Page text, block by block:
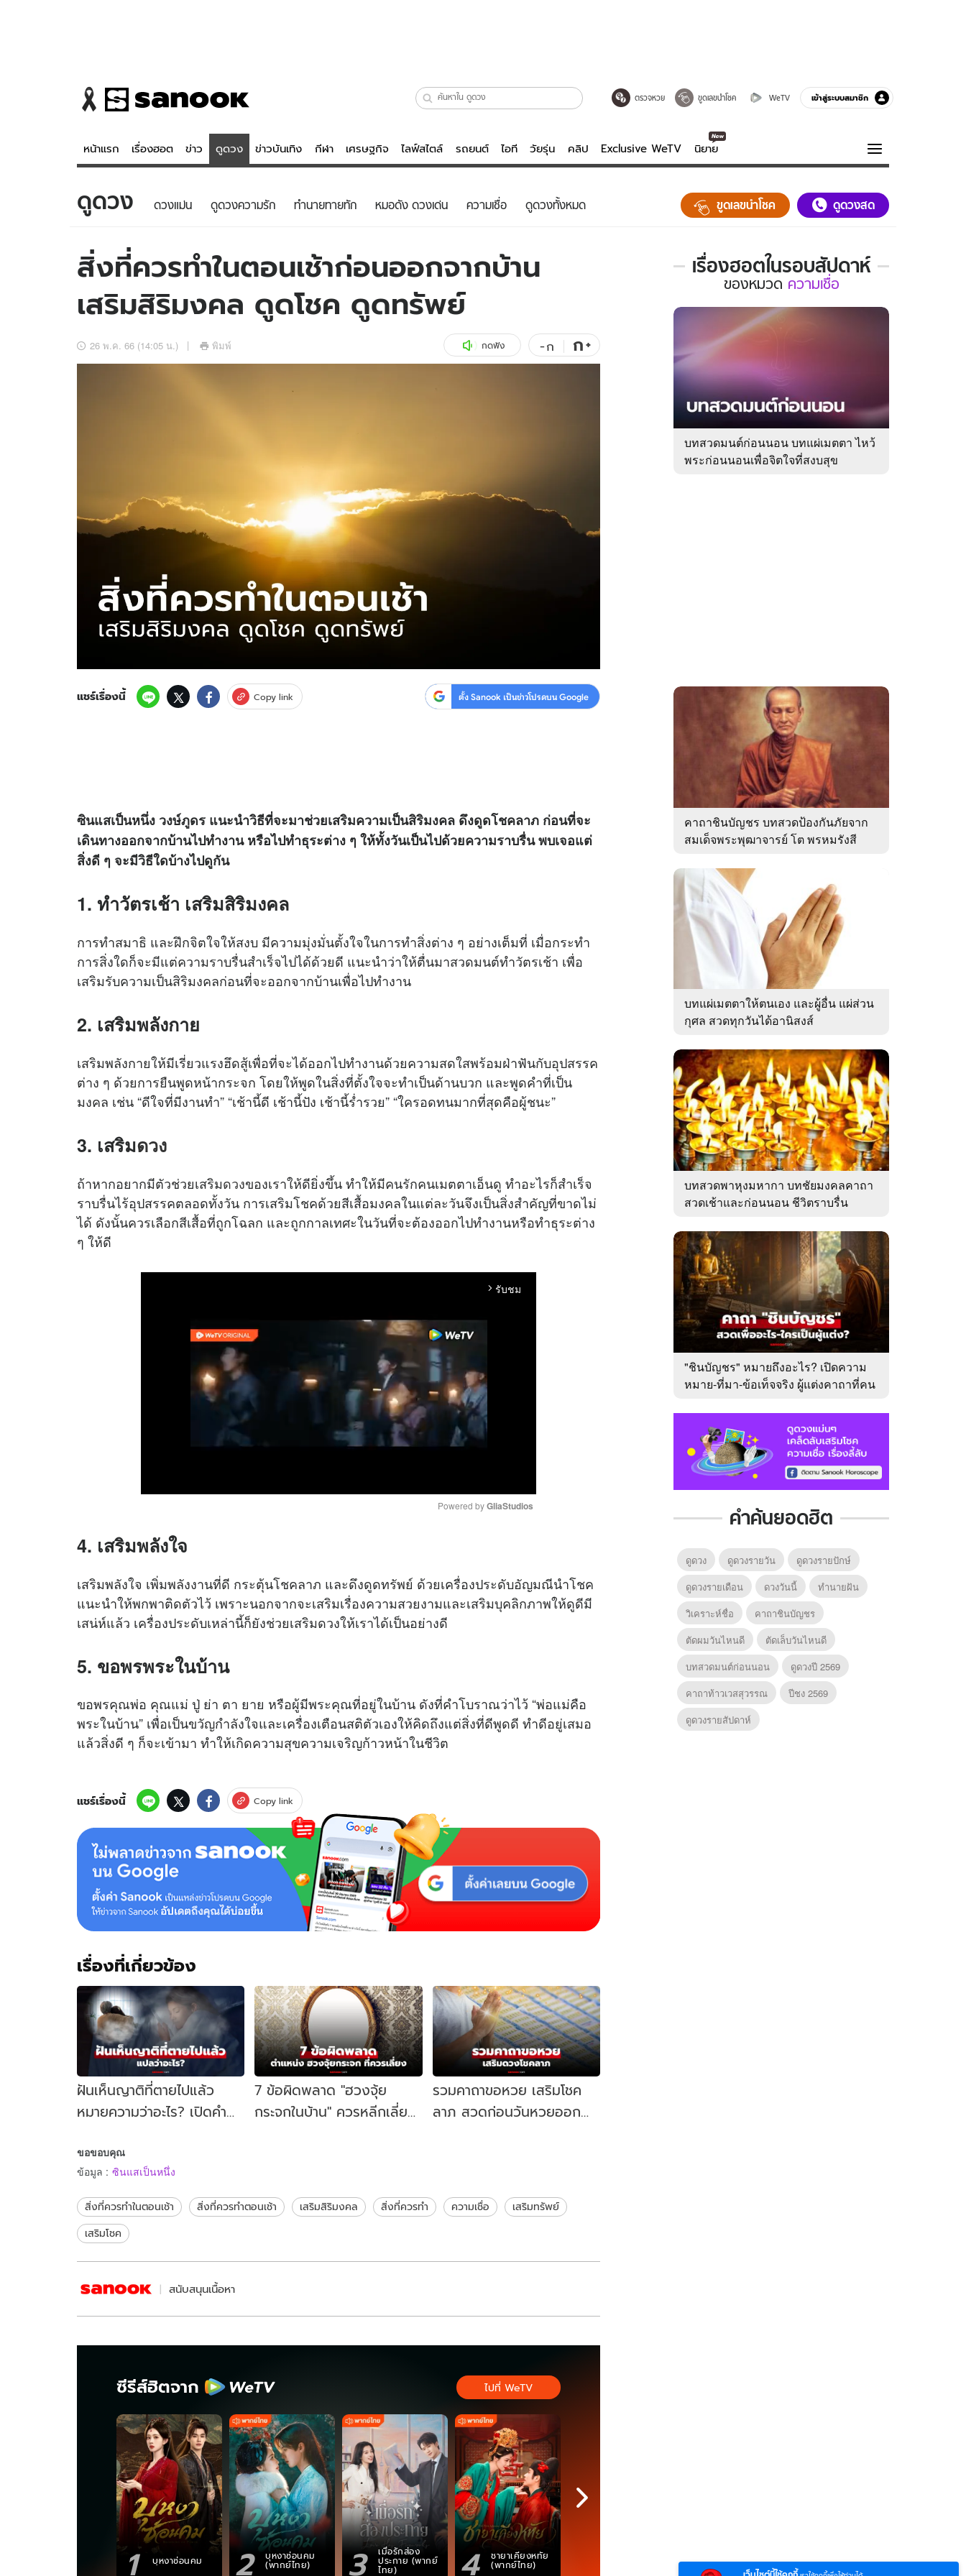
ตรวจหวย ขูดเลขนำโชค WeTV เข้าสู่ระบบสมาชิก
หน้าแรก เรื่องฮอต ข่าว ดูดวง ข่าวบันเทิง กีฬา เศรษฐกิจ ไลฟ์สไตล์ รถยนต์ ไอที วัยรุ่น คลิป Exclusive WeTV นิยาย
ข่าว
ข่าวบันเทิง
ข่าวกีฬา
ข่าวเศรษฐกิจ
อัปเดตจีน
เช็กข่าวชัวร์
ดูดวง - ตรวจหวย
สถิติหวยไทย
หวยลาว
ไลฟ์สไตล์
วัยรุ่น
ไอที
รถยนต์
สุขภาพ
เที่ยว-กิน
ดูทีวี
WeTV
ความรู้รอบตัว
ฮาวทู
สงวนลิขสิทธิ์ ©2569 บริษัท อิมเมจ ฟิวเจอร์ (ประเทศไทย) จำกัด
ดูดวง ดวงแม่น ดูดวงความรัก ทํานายทายทัก หมอดัง ดวงเด่น ความเชื่อ ดูดวงทั้งหมด ขูดเลขนำโชค ดูดวงสด
สิ่งที่ควรทำในตอนเช้าก่อนออกจากบ้าน
เสริมสิริมงคล ดูดโชค ดูดทรัพย์
26 พ.ค. 66 (14:05 น.) พิมพ์ กดฟัง -ก ก+
แชร์เรื่องนี้ Copy link ตั้ง Sanook เป็นข่าวโปรดบน Google
ซินแสเป็นหนึ่ง วงษ์ภูดร แนะนำวิธีที่จะมาช่วยเสริมความเป็นสิริมงคล ดึงดูดโชคลาภ ก่อนที่จะ
เดินทางออกจากบ้านไปทำงาน หรือไปทำธุระต่าง ๆ ให้ทั้งวันเป็นไปด้วยความราบรื่น พบเจอแต่
สิ่งดี ๆ จะมีวิธีใดบ้างไปดูกัน
1. ทำวัตรเช้า เสริมสิริมงคล
การทำสมาธิ และฝึกจิตใจให้สงบ มีความมุ่งมั่นตั้งใจในการทำสิ่งต่าง ๆ อย่างเต็มที่ เมื่อกระทำ
การสิ่งใดก็จะมีแต่ความราบรื่นสำเร็จไปได้ด้วยดี แนะนำว่าให้ตื่นมาสวดมนต์ทำวัตรเช้า เพื่อ
เสริมรับความเป็นสิริมงคลก่อนที่จะออกจากบ้านเพื่อไปทำงาน
2. เสริมพลังกาย
เสริมพลังกายให้มีเรี่ยวแรงฮึดสู้เพื่อที่จะได้ออกไปทำงานด้วยความสดใสพร้อมฝ่าฟันกับอุปสรรค
ต่าง ๆ ด้วยการยืนพูดหน้ากระจก โดยให้พูดในสิ่งที่ตั้งใจจะทำเป็นด้านบวก และพูดคำที่เป็น
มงคล เช่น “ดีใจที่มีงานทำ” “เช้านี้ดี เช้านี้ปัง เช้านี้ร่ำรวย” “ใครอดทนมากที่สุดคือผู้ชนะ”
3. เสริมดวง
ถ้าหากอยากมีตัวช่วยเสริมดวงของเราให้ดียิ่งขึ้น ทำให้มีคนรักคนเมตตาเอ็นดู ทำอะไรก็สำเร็จ
ราบรื่นไร้อุปสรรคตลอดทั้งวัน การเสริมโชคด้วยสีเสื้อมงคลในแต่ละวันจึงเป็นสิ่งสำคัญที่ขาดไม่
ได้ ดังนั้นควรเลือกสีเสื้อที่ถูกโฉลก และถูกกาลเทศะในวันที่จะต้องออกไปทำงานหรือทำธุระต่าง
ๆ ให้ดี
arrow_forward_ios รับชม
t
e
Powered by GliaStudios
4. เสริมพลังใจ
เสริมพลังใจ เพิ่มพลังงานที่ดี กระตุ้นโชคลาภ และดึงดูดทรัพย์ ด้วยเครื่องประดับอัญมณีนำโชค
แนะนำให้พกพาติดตัวไว้ เพราะนอกจากจะเสริมเรื่องความสวยงามและเสริมบุคลิกภาพให้ดูดีมี
เสน่ห์แล้ว เครื่องประดับเหล่านี้ก็ยังช่วยเสริมดวงให้เราได้เป็นอย่างดี
5. ขอพรพระในบ้าน
ขอพรคุณพ่อ คุณแม่ ปู่ ย่า ตา ยาย หรือผู้มีพระคุณที่อยู่ในบ้าน ดังที่คำโบราณว่าไว้ “พ่อแม่คือ
พระในบ้าน” เพื่อเป็นขวัญกำลังใจและเครื่องเตือนสติตัวเองให้คิดถึงแต่สิ่งที่ดีพูดดี ทำดีอยู่เสมอ
แล้วสิ่งดี ๆ ก็จะเข้ามา ทำให้เกิดความสุขความเจริญก้าวหน้าในชีวิต
แชร์เรื่องนี้ Copy link
เรื่องที่เกี่ยวข้อง
ฝันเห็นญาติที่ตายไปแล้ว
หมายความว่าอะไร? เปิดคำ
จิตวิทยา
7 ข้อผิดพลาด "ฮวงจุ้ย
กระจกในบ้าน" ควรหลีกเลี่ยง
รวมคาถาขอหวย เสริมโชค
ลาภ สวดก่อนวันหวยออก
ขอขอบคุณ
ข้อมูล : ซินแสเป็นหนึ่ง
สิ่งที่ควรทำในตอนเช้า สิ่งที่ควรทำตอนเช้า เสริมสิริมงคล สิ่งที่ควรทำ ความเชื่อ
เสริมทรัพย์
เสริมโชค
สนับสนุนเนื้อหา
ซีรีส์ฮิตจาก
1 บุหงาซ่อนคม 2 บุหงาซ่อนคม
(พากย์ไทย) 3 เมื่อรักส่อง
ประกาย (พากย์
ไทย) 4 ชายาเคียงหทัย
(พากย์ไทย) 5 6 พบเธอ 7 พบเธอ (พากย์
ไทย) 8 แบบ
ไปที่ WeTV
เรื่องฮอตในรอบสัปดาห์
เรื่อง
ใน
รอบ
ของ
หมวด
ความ
ของหมวด ความเชื่อ
บทสวดมนต์ก่อนนอน บทแผ่เมตตา ไหว้
พระก่อนนอนเพื่อจิตใจที่สงบสุข
คาถาชินบัญชร บทสวดป้องกันภัยจาก
สมเด็จพระพุฒาจารย์ โต พรหมรังสี
บทแผ่เมตตาให้ตนเอง และผู้อื่น แผ่ส่วน
กุศล สวดทุกวันได้อานิสงส์
บทสวดพาหุงมหากา บทชัยมงคลคาถา
สวดเช้าและก่อนนอน ชีวิตราบรื่น
"ชินบัญชร" หมายถึงอะไร? เปิดความ
หมาย-ที่มา-ข้อเท็จจริง ผู้แต่งคาถาที่คน
คำค้นยอดฮิต
ดูดวง ดูดวงรายวัน
ดูดวงรายปักษ์
ดูดวงรายเดือน
ดวงวันนี้
ทํานายฝัน
วิเคราะห์ชื่อ
คาถาชินบัญชร
ตัดผมวันไหนดี
ตัดเล็บวันไหนดี
บทสวดมนต์ก่อนนอน
ดูดวงปี 2569
คาถาท้าวเวสสุวรรณ
ปีชง 2569
ดูดวงรายสัปดาห์